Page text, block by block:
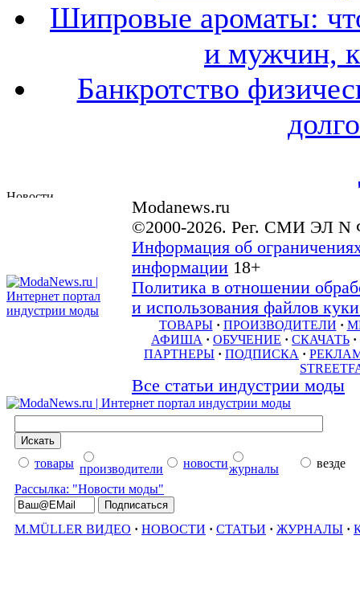
Шипровые ароматы:
и мужчин,
Банкротство
Modanews.ru
©2000-2026. Рег. СМИ ЭЛ N
Информация об
информации 18+
Политика в отношении
и использования файлов
ТОВАРЫ · ПРОИЗВОДИТЕЛИ ·
АФИША · ОБУЧЕНИЕ · СКАЧАТЬ ·
ПАРТНЕРЫ · ПОДПИСКА ·
Все статьи индустрии моды
товары производители новостижурналы
везде
Рассылка: "Новости моды"
M.MÜLLER ВИДЕО · НОВОСТИ · СТАТЬИ · ЖУРНАЛЫ ·